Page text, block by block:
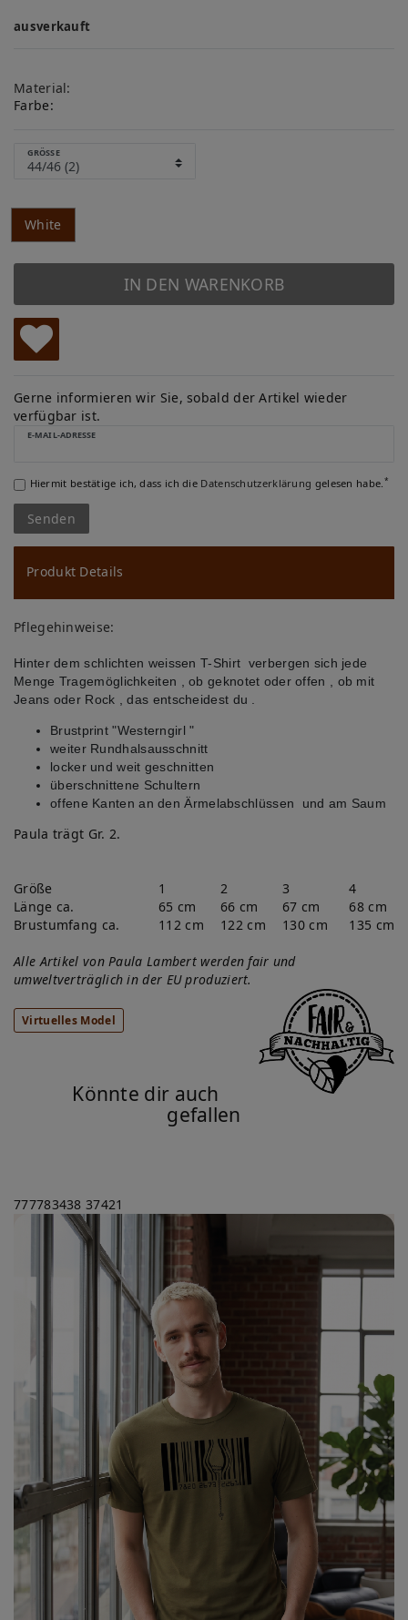
ausverkauft
Material:
Farbe:
GRÖSSE
White
IN DEN WARENKORB
W
u
ns
ch
lis
te
Gerne informieren wir Sie, sobald der Artikel wieder
verfügbar ist.
E-MAIL-ADRESSE
Hiermit bestätige ich, dass ich die Daten­schutz­erklärung gelesen habe. *
Senden
Produkt Details
Pflegehinweise:
Hinter dem schlichten weissen T-Shirt verbergen sich jede
Menge Tragemöglichkeiten , ob geknotet oder offen , ob mit
Jeans oder Rock , das entscheidest du .
Brustprint "Westerngirl "
weiter Rundhalsausschnitt
locker und weit geschnitten
überschnittene Schultern
offene Kanten an den Ärmelabschlüssen und am Saum
Paula trägt Gr. 2.
Größe 1 2 3
4
Länge ca.
65 cm 66 cm 67 cm
68 cm
Brustumfang ca.
112 cm 122 cm 130 cm 135 cm
Alle Artikel von Paula Lambert werden fair und
umweltverträglich in der EU produziert.
Virtuelles Model
Könnte dir auch
gefallen
777783438 37421